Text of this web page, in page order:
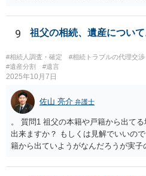
つの相続分を有していますので， そ
議をすることになります（必ずしも
ができれば構いません。）。 今後の
財産（遺産）の全容を整理する（預貯
を調べることになります。） ②相続財
備をする（税理士の先生にご相談く
（ご本人同士で行っても構いません
しいと思います。） ことになります。
9 祖父の相続、遺産について
#相続人調査・確定 #相続トラブルの代理交渉
#遺産分割
#遺言
2025年10月7日
佐山 亮介 弁護士
。 質問1 祖父の本籍や戸籍から出て
出来ますか？ もしくは見解でいいの
籍から出ていようがなんだろうが実
書が腹違いの長男に向けてある場合